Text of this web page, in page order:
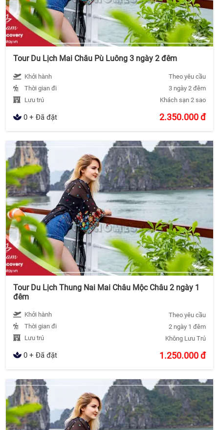
Tour Du Lịch Mai Châu Pù Luông 3 ngày 2 đêm
Khởi hành
Theo yêu cầu
Thời gian đi
3 ngày 2 đêm
Lưu trú
Khách sạn 2 sao
0 + Đã đặt 2.350.000đ
Tour Du Lịch Thung Nai Mai Châu Mộc Châu 2 ngày 1
đêm
Khởi hành
Theo yêu cầu
Thời gian đi
2 ngày 1 đêm
Lưu trú
Không Lưu Trú
0 + Đã đặt 1.250.000đ